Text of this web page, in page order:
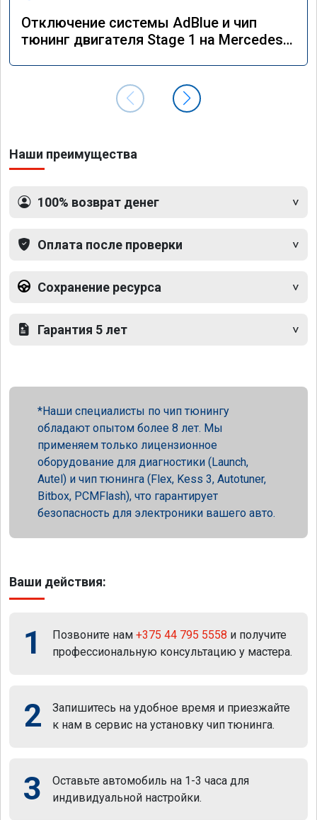
Отключение системы AdBlue и чип
тюнинг двигателя Stage 1 на Mercedes
Наши преимущества
100% возврат денег
Оплата после проверки
Сохранение ресурса
Гарантия 5 лет
Наши специалисты по чип тюнингу
обладают опытом более 8 лет. Мы
применяем только лицензионное
оборудование для диагностики (Launch,
Autel) и чип тюнинга (Flex, Kess 3, Autotuner,
Bitbox, PCMFlash), что гарантирует
безопасность для электроники вашего авто.
Ваши действия:
1 Позвоните нам +375 44 795 5558 и получите
профессиональную консультацию у мастера.
2
Запишитесь на удобное время и приезжайте
к нам в сервис на установку чип тюнинга.
3
Оставьте автомобиль на 1-3 часа для
индивидуальной настройки.